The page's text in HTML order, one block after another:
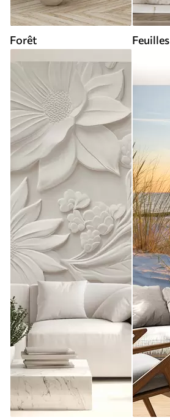
Forêt Feuilles